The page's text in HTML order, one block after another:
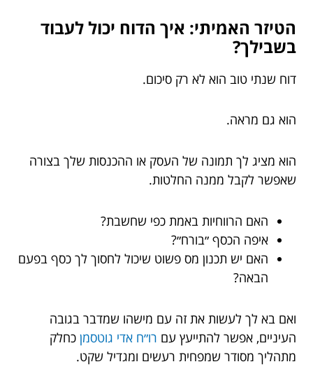
הטיזר האמיתי: איך הדוח יכול לעבוד
בשבילך?
דוח שנתי טוב הוא לא רק סיכום.
הוא גם מראה.
הוא מציג לך תמונה של העסק או ההכנסות שלך בצורה
שאפשר לקבל ממנה החלטות.
האם הרווחיות באמת כפי שחשבת?
איפה הכסף ״בורח״?
האם יש תכנון מס פשוט שיכול לחסוך לך כסף בפעם
הבאה?
ואם בא לך לעשות את זה עם מישהו שמדבר בגובה
העיניים, אפשר להתייעץ עם רו״ח אדי גוטסמן כחלק
מתהליך מסודר שמפחית רעשים ומגדיל שקט.